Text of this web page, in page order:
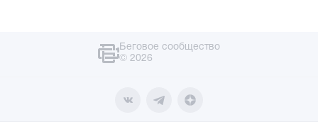
Беговое сообщество
© 2026